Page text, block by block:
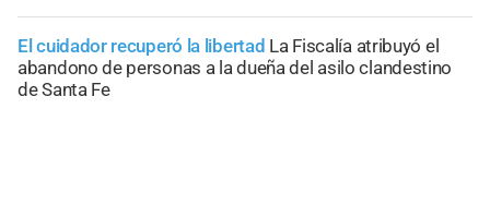
El cuidador recuperó la libertad La Fiscalía atribuyó el
abandono de personas a la dueña del asilo clandestino
de Santa Fe